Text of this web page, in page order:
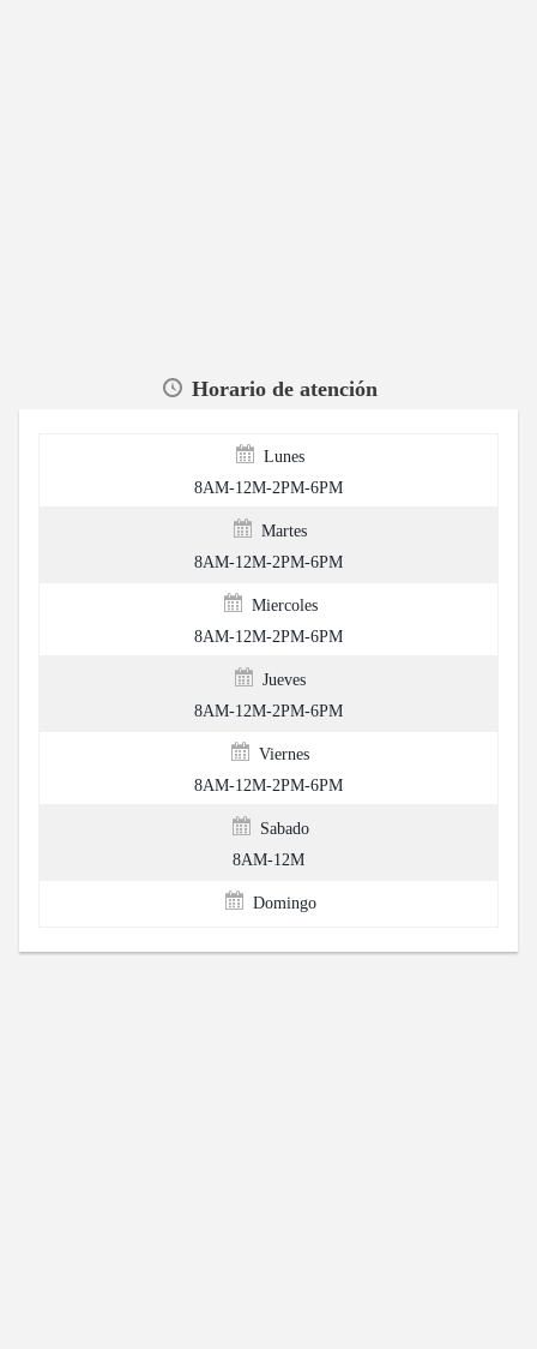
Horario de atención
Lunes
8AM-12M-2PM-6PM
Martes
8AM-12M-2PM-6PM
Miercoles
8AM-12M-2PM-6PM
Jueves
8AM-12M-2PM-6PM
Viernes
8AM-12M-2PM-6PM
Sabado
8AM-12M
Domingo